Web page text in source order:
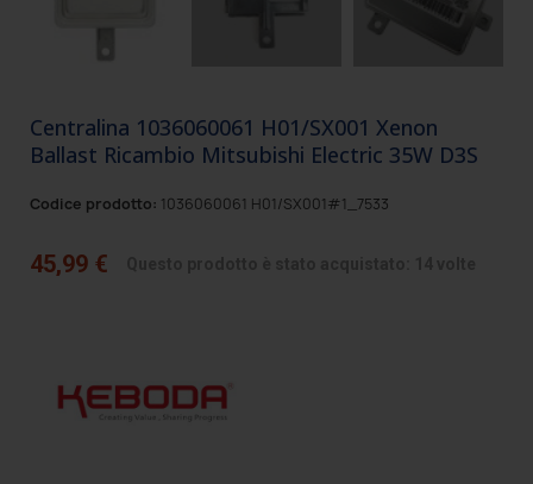
Centralina 1036060061 H01/SX001 Xenon
Ballast Ricambio Mitsubishi Electric 35W D3S
Codice prodotto: 1036060061 H01/SX001#1_7533
45,99 €